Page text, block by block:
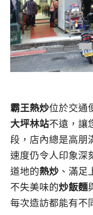
霸王熱炒位於交通
大坪林站不遠，讓
段，店內總是高朋
速度仍令人印象深
道地的熱炒 、滿足
不失美味的炒飯麵
每次造訪都能有不